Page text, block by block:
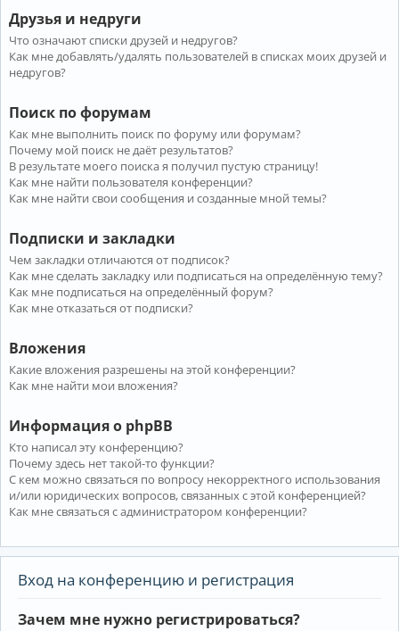
Друзья и недруги
Что означают списки друзей и недругов?
Как мне добавлять/удалять пользователей в списках моих друзей и
недругов?
Поиск по форумам
Как мне выполнить поиск по форуму или форумам?
Почему мой поиск не даёт результатов?
В результате моего поиска я получил пустую страницу!
Как мне найти пользователя конференции?
Как мне найти свои сообщения и созданные мной темы?
Подписки и закладки
Чем закладки отличаются от подписок?
Как мне сделать закладку или подписаться на определённую тему?
Как мне подписаться на определённый форум?
Как мне отказаться от подписки?
Вложения
Какие вложения разрешены на этой конференции?
Как мне найти мои вложения?
Информация о phpBB
Кто написал эту конференцию?
Почему здесь нет такой-то функции?
С кем можно связаться по вопросу некорректного использования
и/или юридических вопросов, связанных с этой конференцией?
Как мне связаться с администратором конференции?
Вход на конференцию и регистрация
Зачем мне нужно регистрироваться?